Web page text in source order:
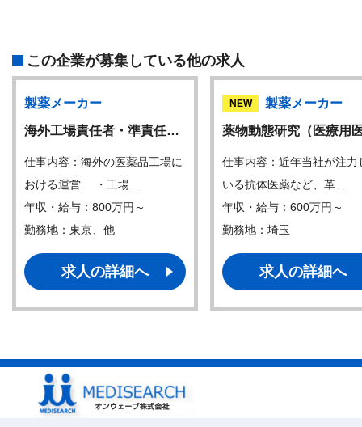
この企業が募集している他の求人
製薬メーカー
海外工場責任者・準責任…
仕事内容：海外の医薬品工場に
おける運営 ・工場…
年収・給与：800万円～
勤務地：東京、他
求人の詳細へ
NEW
製薬メーカー
薬物動態研究（医療用
仕事内容：近年当社が注力
いる抗体医薬など、革…
年収・給与：600万円～
勤務地：埼玉
求人の詳細へ